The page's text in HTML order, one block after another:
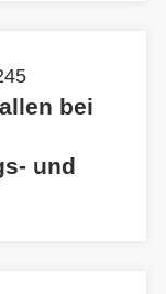
bei
und